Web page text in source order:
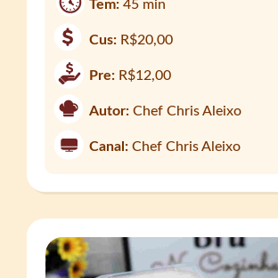
Tem:45 min
Cus: R$20,00
Pre: R$12,00
Autor: Chef Chris Aleixo
Canal: Chef Chris Aleixo